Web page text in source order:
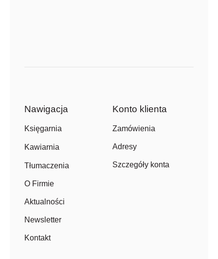
Nawigacja
Księgarnia
Kawiarnia
Tłumaczenia
O Firmie
Aktualności
Newsletter
Kontakt
Konto klienta
Zamówienia
Adresy
Szczegóły konta